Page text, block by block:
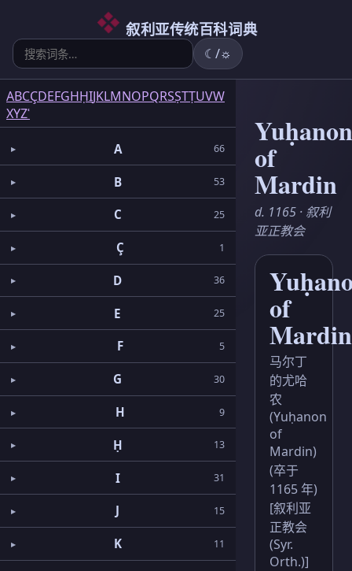
叙利亚传统百科词典
☾/☼
ABCÇDEFGHḤIJKLMNOPQRSṢTṬUVW
XYZʿ
A 66
B 53
C 25
Ç 1
D 36
E 25
F 5
G 30
H 9
Ḥ 13
I 31
J 15
K 11
Yuḥanon
of
Mardin
d. 1165 · 叙利
亚正教会
of
Mardin
马尔丁
的尤哈
农
(Yuḥanon
of
Mardin)
(卒于
1165 年)
[叙利亚
正教会
(Syr.
Orth.)]